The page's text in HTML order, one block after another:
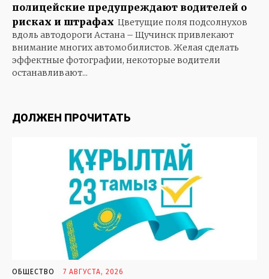
RUS
ОБЩЕСТВО
ПРАВИЛЬНЫЕ НОВОСТИ
полицейские предупреждают водителей о
рисках и штрафах Цветущие поля подсолнухов
вдоль автодороги Астана – Щучинск привлекают
внимание многих автомобилистов. Желая сделать
эффектные фотографии, некоторые водители
останавливают...
ДОЛЖЕН ПРОЧИТАТЬ
ОБЩЕСТВО 7 АВГУСТА, 2026